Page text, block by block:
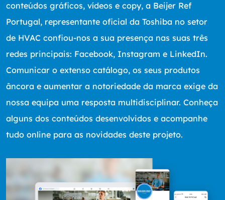
conteúdos gráficos, vídeos e copy, a Beijer Ref
Portugal, representante oficial da Toshiba no setor
de HVAC confiou-nos a sua presença nas suas três
redes principais: Facebook, Instagram e LinkedIn.
Comunicar o extenso catálogo, os seus produtos
âncora e aumentar a notoriedade da marca exige da
nossa equipa uma resposta multidisciplinar. Conheça
alguns dos conteúdos desenvolvidos e acompanhe
tudo online para as novidades deste projeto.